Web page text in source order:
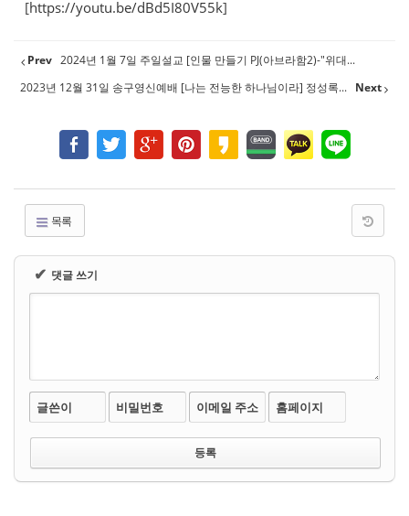
[https://youtu.be/dBd5I80V55k]
Prev 2024년 1월 7일 주일설교 [인물 만들기 PJ(아브라함2)-"위대...
2023년 12월 31일 송구영신예배 [나는 전능한 하나님이라] 정성록... Next
목록
✔ 댓글 쓰기
글쓴이 비밀번호 이메일 주소 홈페이지